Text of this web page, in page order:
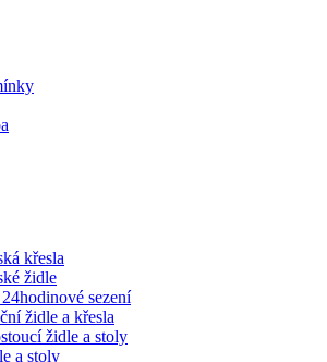
křesla
židle
sezení
židle a křesla
židle a stoly
a stoly